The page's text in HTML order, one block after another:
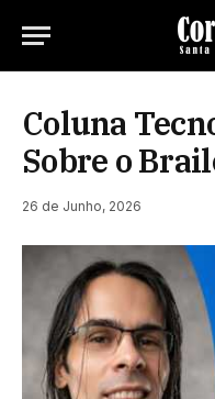
Coluna
Sobre o
26 de Junho, 2026